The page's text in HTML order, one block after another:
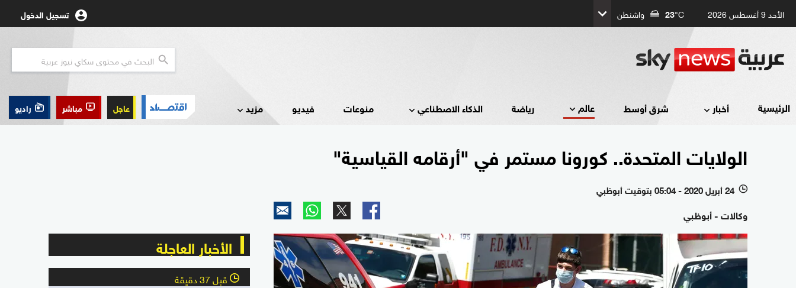
الأحد 9 أغسطس 2026 23°C واشنطن تسجيل الدخول
الرئيسية أخبار شرق أوسط عالم رياضة الذكاء الاصطناعي منوعات فيديو مزيد عاجل مباشر راديو
الولايات المتحدة.. كورونا مستمر في "أرقامه القياسية"
l 24 أبريل 2020 - 05:04 بتوقيت أبوظبي
وكالات - أبوظبي
الأخبار العاجلة
l قبل 37 دقيقة